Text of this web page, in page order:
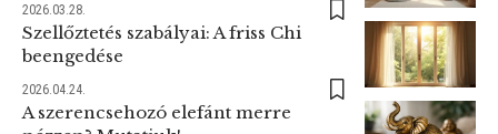
2026.03.28.
Szellőztetés szabályai: A friss Chi
beengedése
2026.04.24.
A szerencsehozó elefánt merre